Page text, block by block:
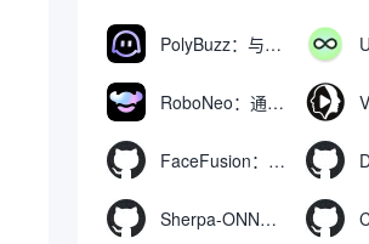
PolyBuzz：与AI角色互动的免费聊天与角色扮演平台
RoboNeo：通过聊天生成和编辑视频与图像的AI工具
FaceFusion：视频换脸增强工具|语音同步视频嘴型动作
Sherpa-ONNX：使用ONNXRuntime实现离线语音识别和合成